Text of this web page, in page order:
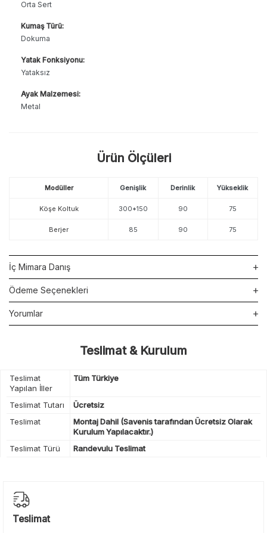
Orta Sert
Kumaş Türü:
Dokuma
Yatak Fonksiyonu:
Yataksız
Ayak Malzemesi:
Metal
Ürün Ölçüleri
Modüller Genişlik Derinlik Yükseklik
Köşe Koltuk 300*150 90 75
Berjer 85 90 75
İç Mimara Danış
Ödeme Seçenekleri
Yorumlar
Teslimat & Kurulum
Teslimat
Yapılan İller
Tüm Türkiye
Teslimat Tutarı
Ücretsiz
Teslimat
Montaj Dahil (Savenis tarafından Ücretsiz Olarak
Kurulum Yapılacaktır.)
Teslimat Türü
Randevulu Teslimat
Teslimat